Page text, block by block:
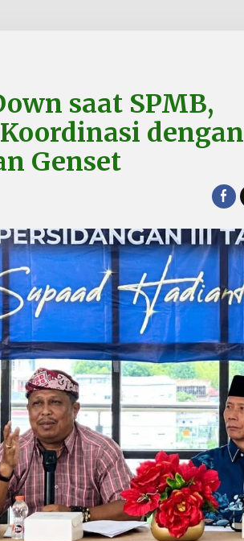
saat SPMB,
dengan
Genset